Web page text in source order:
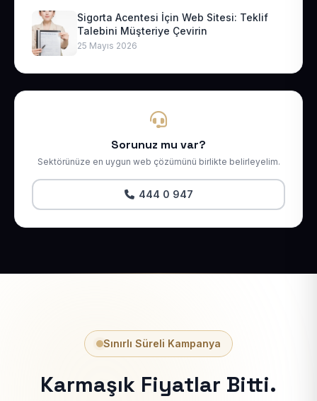
Sigorta Acentesi İçin Web Sitesi: Teklif
Talebini Müşteriye Çevirin
25 Mayıs 2026
Sorunuz mu var?
Sektörünüze en uygun web çözümünü birlikte belirleyelim.
444 0 947
Sınırlı Süreli Kampanya
Karmaşık Fiyatlar Bitti.